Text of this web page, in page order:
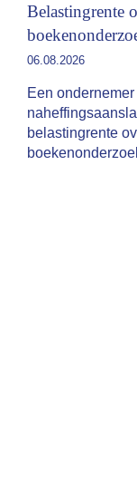
Belastingrente
06.08.2026
Een
belastingrente